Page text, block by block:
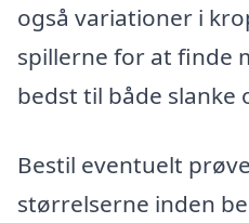
også variationer i
spillerne for at finde
bedst til både slanke
Bestil eventuelt
størrelserne inden